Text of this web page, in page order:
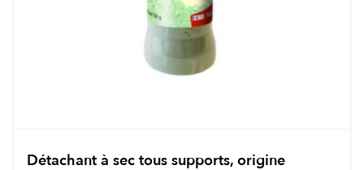
Détachant à sec tous supports, origine